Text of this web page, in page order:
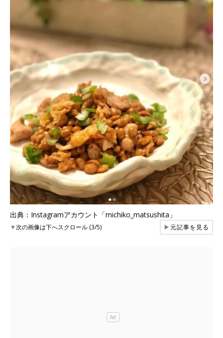
出典：Instagramアカウント「michiko_matsushita」
▼次の画像は下へスクロール (3/5) ▶元記事を見る